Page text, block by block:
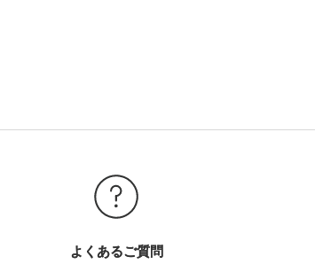
よくあるご質問